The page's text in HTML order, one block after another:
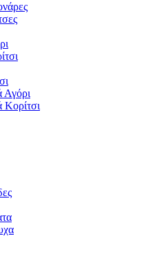
Αγόρι
Κορίτσι